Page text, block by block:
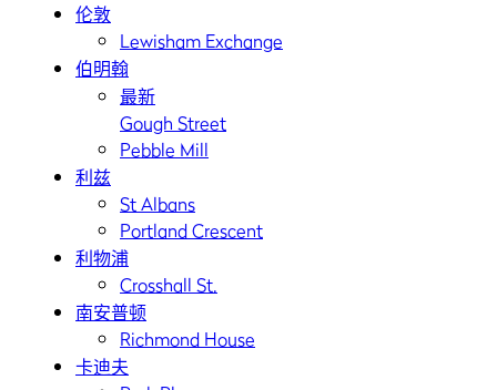
伦敦
Lewisham Exchange
伯明翰
最新
Gough Street
Pebble Mill
利兹
St Albans
Portland Crescent
利物浦
Crosshall St.
南安普顿
Richmond House
卡迪夫